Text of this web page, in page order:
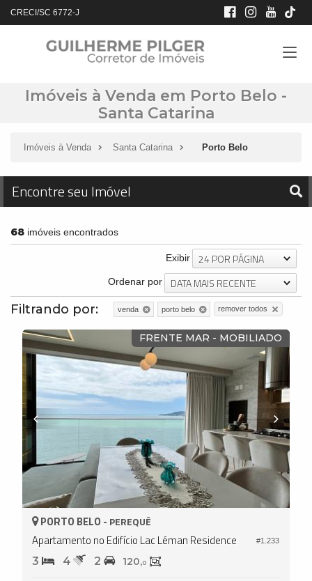
CRECI/SC 6772-J
Imóveis à Venda em Porto Belo -
Santa Catarina
Imóveis à Venda Santa Catarina Porto Belo
Encontre seu Imóvel
68 imóveis encontrados
Exibir 24 POR PÁGINA
Ordenar por DATA MAIS RECENTE
Filtrando por: venda porto belo remover todos
FRENTE MAR - MOBILIADO
#1.233
PORTO BELO - PEREQUÊ
Apartamento no Edifício Lac Léman Residence
3 4 2 120,0